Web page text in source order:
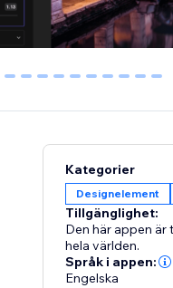
1 2 3 4 5 6 7 8 9 10
Kategorier
Designelement
Tillgänglighet:
Den här appen
hela världen.
Språk i appen:
Engelska